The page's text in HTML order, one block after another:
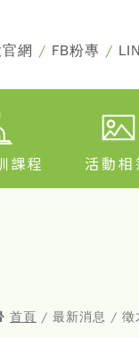
網 / FB粉專 /
課程 活動相
首頁 / 最新消息 / 徵